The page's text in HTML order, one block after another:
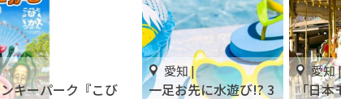
屋外型テーマパー
地面積ランキン
入りしているテー
ーク！
中
キーパーク『こび
愛知 |
一足お先に水遊び!? 3
愛知
「日本